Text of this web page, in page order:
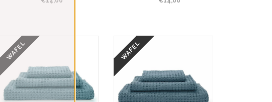
WAFEL WAFEL